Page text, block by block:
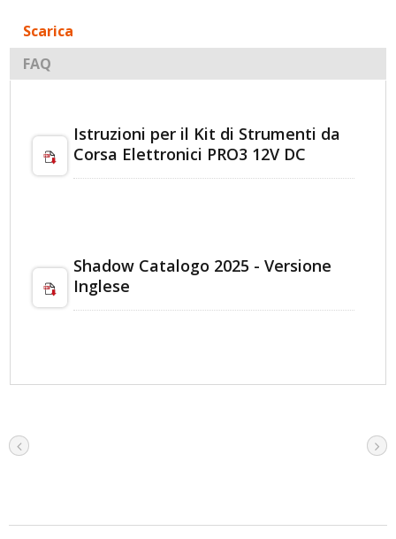
Scarica
FAQ
Istruzioni per il Kit di Strumenti da
Corsa Elettronici PRO3 12V DC
Shadow Catalogo 2025 - Versione
Inglese